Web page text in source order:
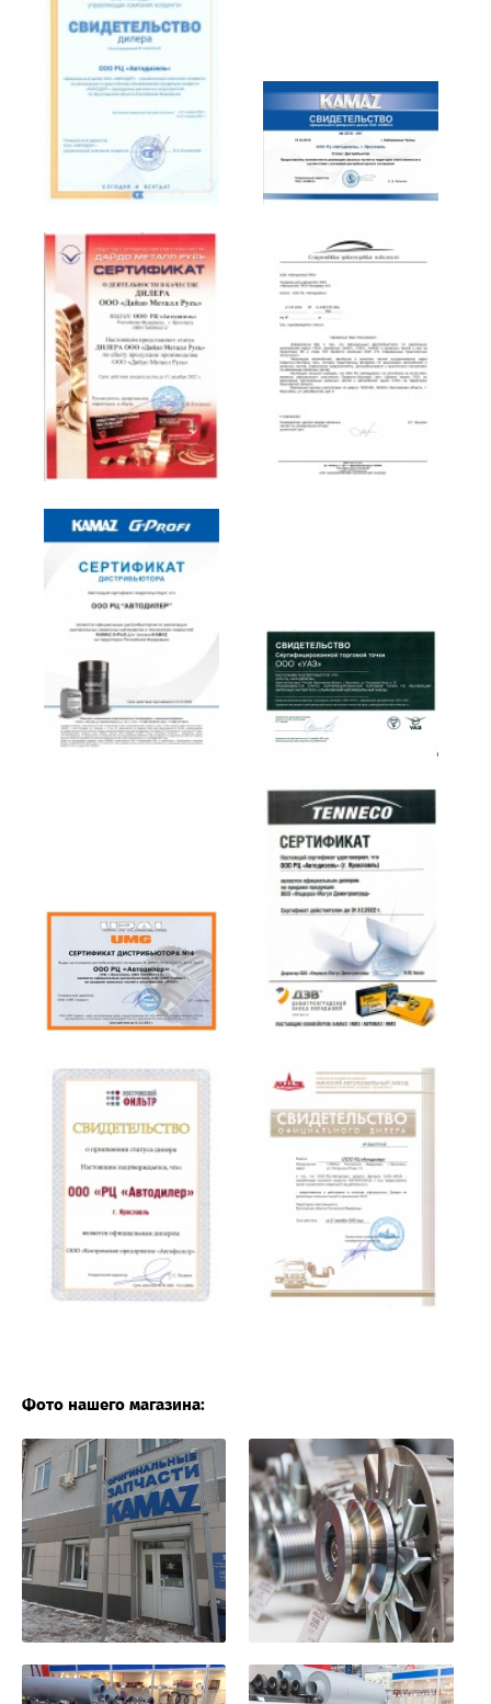
Фото нашего магазина: